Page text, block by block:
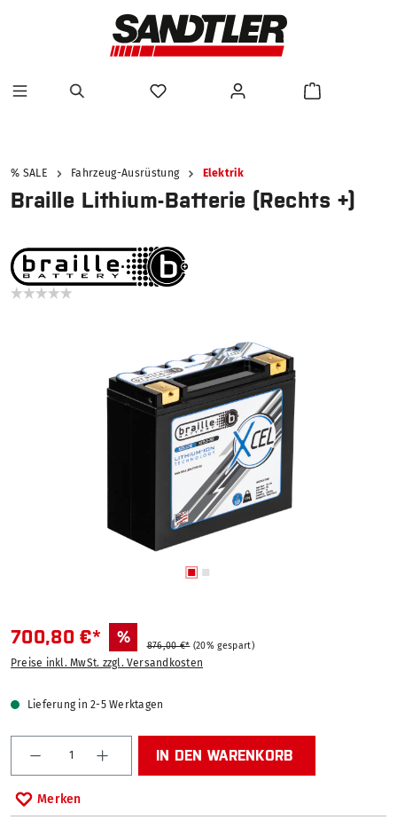
% SALE Fahrzeug-Ausrüstung Elektrik
Braille Lithium-Batterie (Rechts +)
700,80 €* % 876,00 €* (20% gespart)
Preise inkl. MwSt. zzgl. Versandkosten
Lieferung in 2-5 Werktagen
Produkt Anzahl: Gib den gewünschten Wert ein
IN DEN WARENKORB
Merken